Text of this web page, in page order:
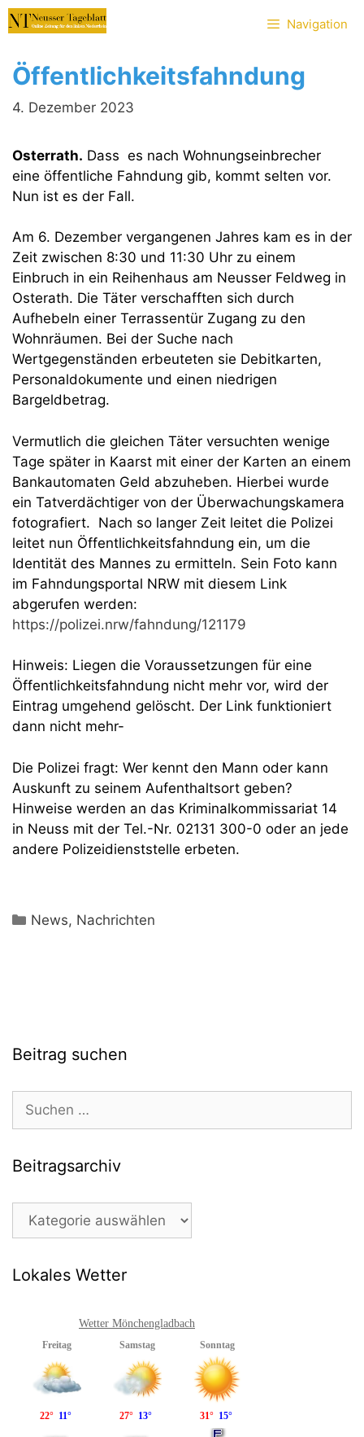
Zum
Inhalt
Navigation
Öffentlichkeitsfahndung
4. Dezember 2023
Osterrath. Dass es nach Wohnungseinbrecher
eine öffentliche Fahndung gib, kommt selten vor.
Nun ist es der Fall.
Am 6. Dezember vergangenen Jahres kam es in der
Zeit zwischen 8:30 und 11:30 Uhr zu einem
Einbruch in ein Reihenhaus am Neusser Feldweg in
Osterath. Die Täter verschafften sich durch
Aufhebeln einer Terrassentür Zugang zu den
Wohnräumen. Bei der Suche nach
Wertgegenständen erbeuteten sie Debitkarten,
Personaldokumente und einen niedrigen
Bargeldbetrag.
Vermutlich die gleichen Täter versuchten wenige
Tage später in Kaarst mit einer der Karten an einem
Bankautomaten Geld abzuheben. Hierbei wurde
ein Tatverdächtiger von der Überwachungskamera
fotografiert. Nach so langer Zeit leitet die Polizei
leitet nun Öffentlichkeitsfahndung ein, um die
Identität des Mannes zu ermitteln. Sein Foto kann
im Fahndungsportal NRW mit diesem Link
abgerufen werden:
https://polizei.nrw/fahndung/121179
Hinweis: Liegen die Voraussetzungen für eine
Öffentlichkeitsfahndung nicht mehr vor, wird der
Eintrag umgehend gelöscht. Der Link funktioniert
dann nicht mehr-
Die Polizei fragt: Wer kennt den Mann oder kann
Auskunft zu seinem Aufenthaltsort geben?
Hinweise werden an das Kriminalkommissariat 14
in Neuss mit der Tel.-Nr. 02131 300-0 oder an jede
andere Polizeidienststelle erbeten.
Kategorien
News, Nachrichten
Beitrag suchen
Suchen
nach:
Beitragsarchiv
Beitragsarchiv
Lokales Wetter
Wetter Mönchengladbach